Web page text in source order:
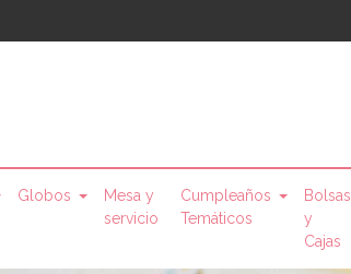
Globos
Mesa y
servicio
Cumpleaños
Temáticos
Bolsas
y
Cajas